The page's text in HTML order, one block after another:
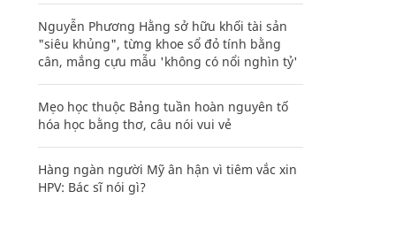
Nguyễn Phương Hằng sở hữu khối tài sản
"siêu khủng", từng khoe sổ đỏ tính bằng
cân, mắng cựu mẫu 'không có nổi nghìn tỷ'
Mẹo học thuộc Bảng tuần hoàn nguyên tố
hóa học bằng thơ, câu nói vui vẻ
Hàng ngàn người Mỹ ân hận vì tiêm vắc xin
HPV: Bác sĩ nói gì?